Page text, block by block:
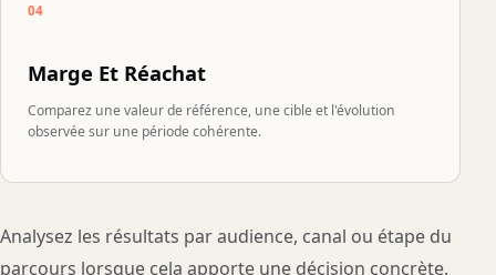
04
Marge Et Réachat
Comparez une valeur de référence, une cible et l'évolution
observée sur une période cohérente.
Analysez les résultats par audience, canal ou étape du
parcours lorsque cela apporte une décision concrète.